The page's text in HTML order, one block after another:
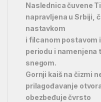
Naslednica čuvene
napravljena u Srbiji,
nastavkom
i filcanom postavom
periodu i namenjena
snegom.
Gornji kaiš na čizmi
prilagođavanje
obezbeđuje čvrsto